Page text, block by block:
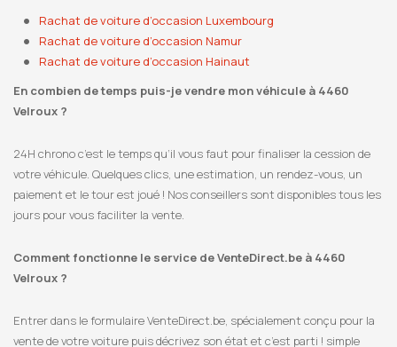
Rachat de voiture d’occasion Luxembourg
Rachat de voiture d’occasion Namur
Rachat de voiture d’occasion Hainaut
En combien de temps puis-je vendre mon véhicule à 4460
Velroux ?
24H chrono c’est le temps qu’il vous faut pour finaliser la cession de
votre véhicule. Quelques clics, une estimation, un rendez-vous, un
paiement et le tour est joué ! Nos conseillers sont disponibles tous les
jours pour vous faciliter la vente.
Comment fonctionne le service de VenteDirect.be à 4460
Velroux ?
Entrer dans le formulaire VenteDirect.be, spécialement conçu pour la
vente de votre voiture puis décrivez son état et c’est parti ! simple